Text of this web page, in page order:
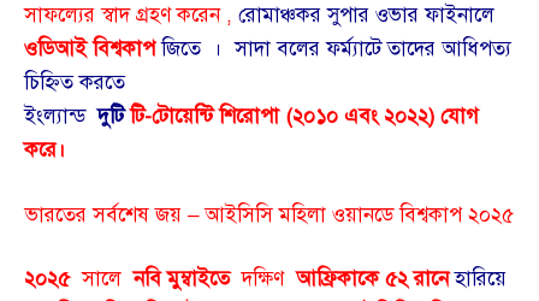
সাফল্যের স্বাদ গ্রহণ করেন , রোমাঞ্চকর সুপার ওভার ফাইনালে
ওডিআই বিশ্বকাপজিতে । সাদা বলের ফর্ম্যাটে তাদের আধিপত্য
চিহ্নিত করতে
ইংল্যান্ডদুটিটি-টোয়েন্টি শিরোপা (২০১০ এবং ২০২২) যোগ
করে।
ভারতের সর্বশেষ জয় – আইসিসি মহিলা ওয়ানডে বিশ্বকাপ ২০২৫
২০২৫সালেনবি মুম্বাইতেদক্ষিণআফ্রিকাকে ৫২ রানেহারিয়ে